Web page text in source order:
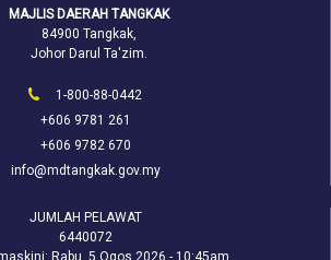
MAJLIS DAERAH TANGKAK
84900 Tangkak,
Johor Darul Ta'zim.
1-800-88-0442
+606 9781 261
+606 9782 670
info@mdtangkak.gov.my
JUMLAH PELAWAT
6440072
Rabu, 5 Ogos 2026 - 10:45am